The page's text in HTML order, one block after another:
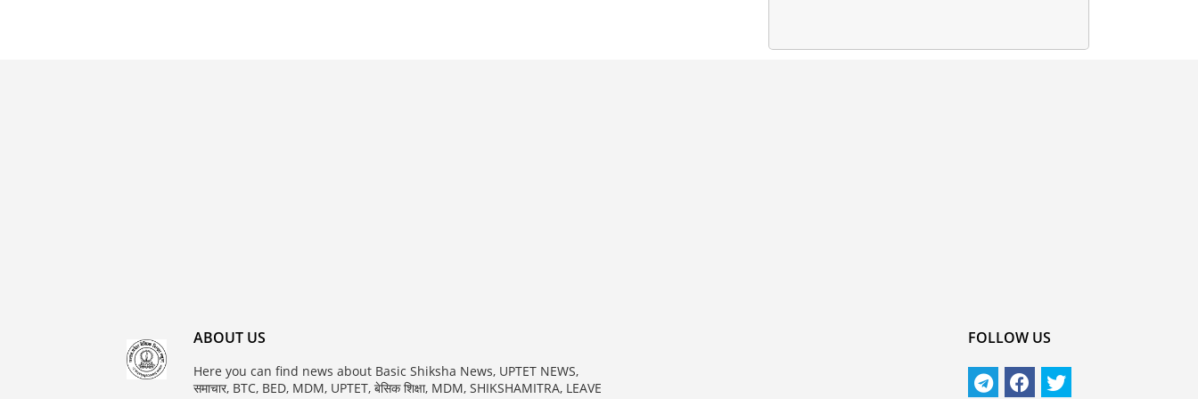
ABOUT US
Here you can find news about Basic Shiksha News, UPTET NEWS,
समाचार, BTC, BED, MDM, UPTET, बेसिक शिक्षा, MDM, SHIKSHAMITRA, LEAVE
FOLLOW US